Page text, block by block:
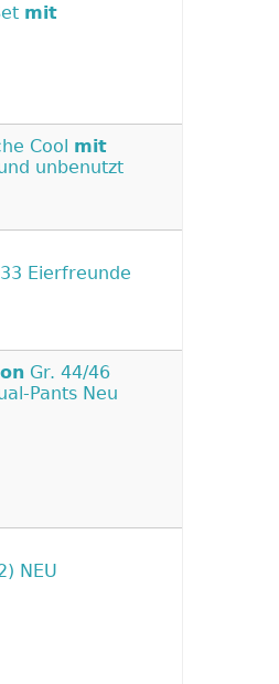
mit
Cool mit
unbenutzt
Eierfreunde
Gr. 44/46
Pants Neu
NEU